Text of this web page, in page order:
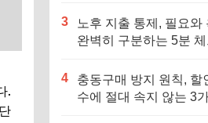
.
3
노후 지출 통제, 필요와
완벽히 구분하는 5분
4
충동구매 방지 원칙, 할
수에 절대 속지 않는 3